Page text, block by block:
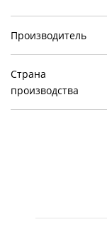
Производитель
Страна
производства